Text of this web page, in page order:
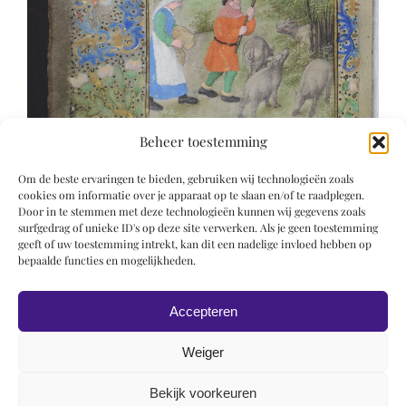
Beheer toestemming
Om de beste ervaringen te bieden, gebruiken wij technologieën zoals
cookies om informatie over je apparaat op te slaan en/of te raadplegen.
Door in te stemmen met deze technologieën kunnen wij gegevens zoals
surfgedrag of unieke ID's op deze site verwerken. Als je geen toestemming
geeft of uw toestemming intrekt, kan dit een nadelige invloed hebben op
bepaalde functies en mogelijkheden.
Accepteren
Weiger
Bekijk voorkeuren